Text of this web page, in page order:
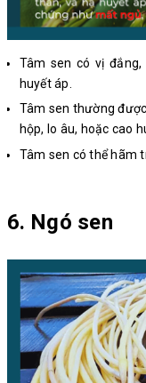
Tâm sen có vị
huyết áp.
Tâm sen thường
hộp, lo âu, hoặc cao
Tâm sen có thể hãm
6. Ngó sen